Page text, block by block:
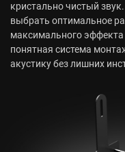
кристально чистый
выбрать оптимальное
максимального
понятная система
акустику без лишних